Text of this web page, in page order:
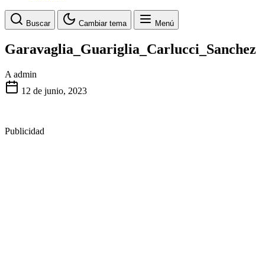
Buscar Cambiar tema Menú
Garavaglia_Guariglia_Carlucci_Sanchez
A admin
12 de junio, 2023
Publicidad